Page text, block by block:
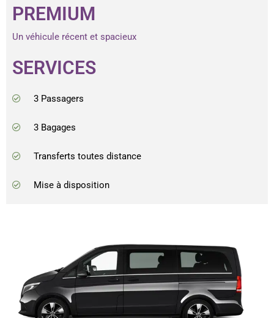
PREMIUM
Un véhicule récent et spacieux
SERVICES
3 Passagers
3 Bagages
Transferts toutes distance
Mise à disposition